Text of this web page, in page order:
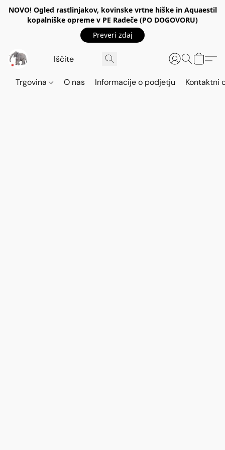
NOVO! Ogled rastlinjakov, kovinske vrtne hiške in Aquaestil
kopalniške opreme v PE Radeče (PO DOGOVORU)
Preveri zdaj
Trgovina O nas Informacije o podjetju Kontaktni